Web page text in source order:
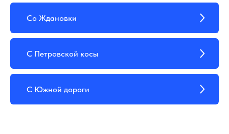
Со Ждановки
С Петровской косы
С Южной дороги